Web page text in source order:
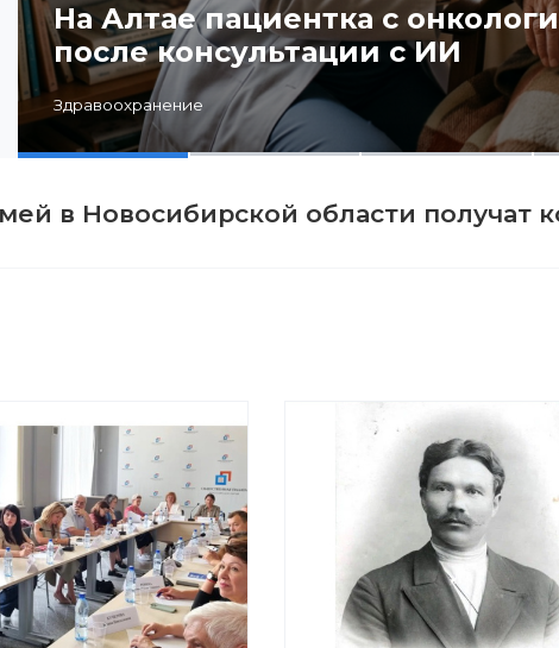
На Алтае пациентка с
после консультации с ИИ
Здравоохранение
в Новосибирской области получат